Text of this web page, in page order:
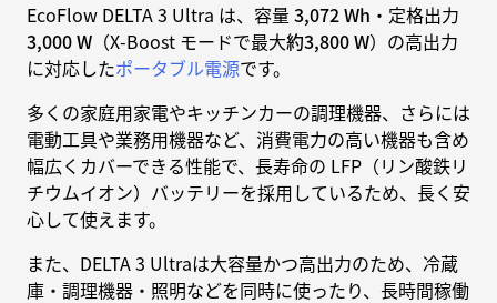
EcoFlow DELTA 3 Ultra は、容量3,072 Wh ・定格出力
3,000 W （X-Boost モードで最大約3,800 W）の高出力
に対応したポータブル電源です。
多くの家庭用家電やキッチンカーの調理機器、さらには
電動工具や業務用機器など、消費電力の高い機器も含め
幅広くカバーできる性能で、長寿命の LFP（リン酸鉄リ
チウムイオン）バッテリーを採用しているため、長く安
心して使えます。
また、DELTA 3 Ultraは大容量かつ高出力のため、冷蔵
庫・調理機器・照明などを同時に使ったり、長時間稼働